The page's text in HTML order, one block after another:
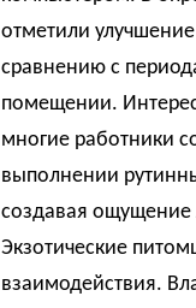
отметили
сравнению с
помещении.
многие работники
выполнении
создавая ощущение
Экзотические
взаимодействия.